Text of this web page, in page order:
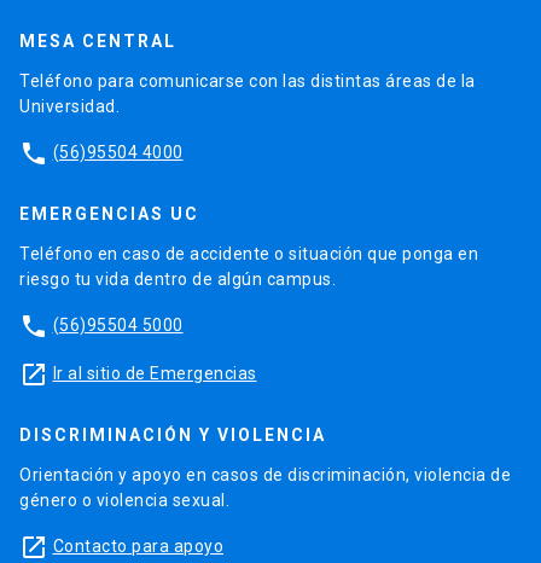
MESA CENTRAL
Teléfono para comunicarse con las distintas áreas de la
Universidad.
phone (56)95504 4000
EMERGENCIAS UC
Teléfono en caso de accidente o situación que ponga en
riesgo tu vida dentro de algún campus.
phone (56)95504 5000
launch Ir al sitio de Emergencias
DISCRIMINACIÓN Y VIOLENCIA
Orientación y apoyo en casos de discriminación, violencia de
género o violencia sexual.
launch Contacto para apoyo